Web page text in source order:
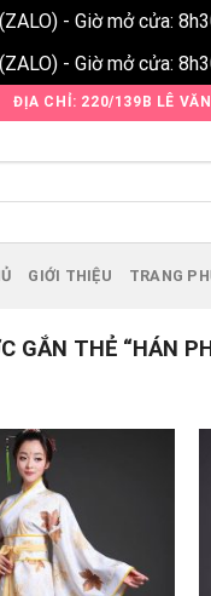
- Giờ mở cửa:
- Giờ mở cửa:
ĐỊA CHỈ: 220/139B LÊ
GIỚI THIỆU TRANG
GẮN THẺ “HÁN
Wishlist